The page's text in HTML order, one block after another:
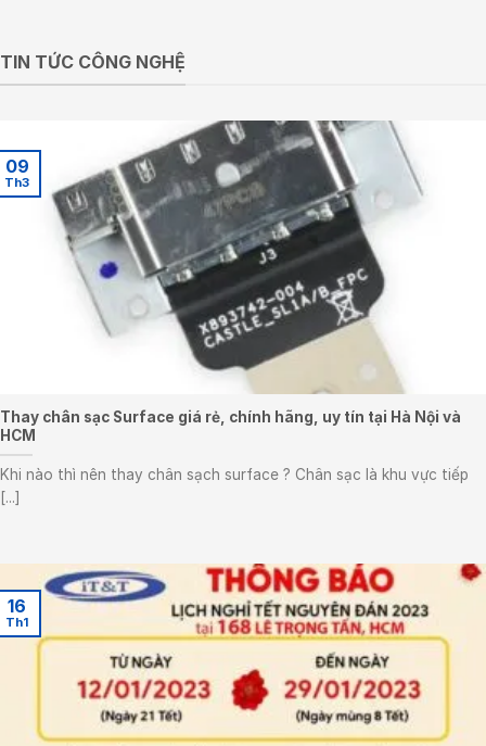
TIN TỨC CÔNG NGHỆ
Thay chân sạc Surface giá rẻ, chính hãng, uy tín tại Hà Nội và
HCM
Khi nào thì nên thay chân sạch surface ? Chân sạc là khu vực tiếp
[...]
09
Th3
16
Th1